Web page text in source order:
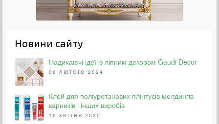
Новини сайту
Надихаючі ідеї із ліпним декором Gaudi Decor
06 ЛЮТОГО 2024
Клей для поліуретанових плінтусів молдингів
карнизів і інших виробів
16 КВІТНЯ 2020